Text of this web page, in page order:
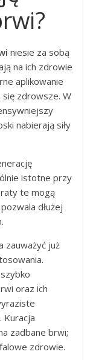
niesie za sobą
na ich zdrowie
aplikowanie
zdrowsze. W
nabierają siły
istotne przy
te mogą
dłużej
zauważyć już
oraz ich
Kuracja
zadbane brwi;
zdrowie.